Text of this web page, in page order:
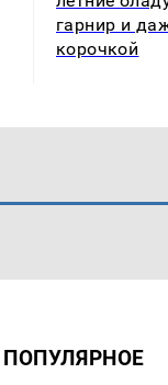
гарнир и
корочкой
ПОПУЛЯРНОЕ